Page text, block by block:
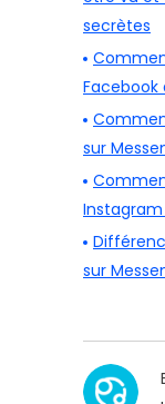
secrètes
Facebook
sur
Instagram
sur